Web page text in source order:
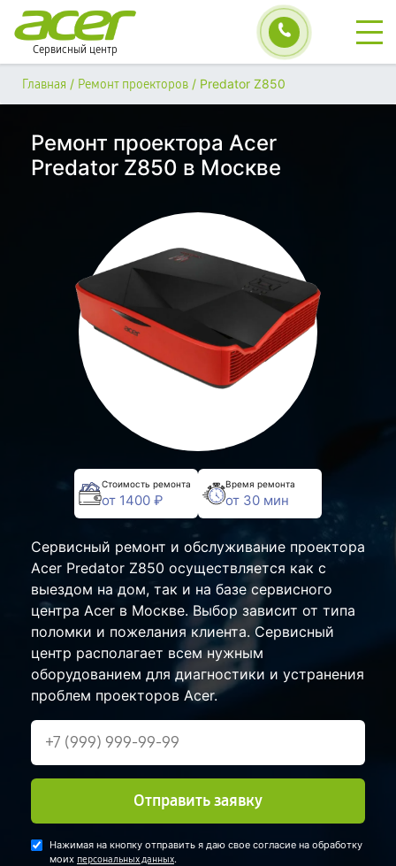
Сервисный центр
Главная / Ремонт проекторов / Predator Z850
Ремонт проектора Acer
Predator Z850 в Москве
Стоимость ремонта
от 1400 ₽
Время ремонта
от 30 мин
Сервисный ремонт и обслуживание проектора
Acer Predator Z850 осуществляется как с
выездом на дом, так и на базе сервисного
центра Acer в Москве. Выбор зависит от типа
поломки и пожелания клиента. Сервисный
центр располагает всем нужным
оборудованием для диагностики и устранения
проблем проекторов Acer.
Отправить заявку
Нажимая на кнопку отправить я даю свое согласие на обработку
моих персональных данных.